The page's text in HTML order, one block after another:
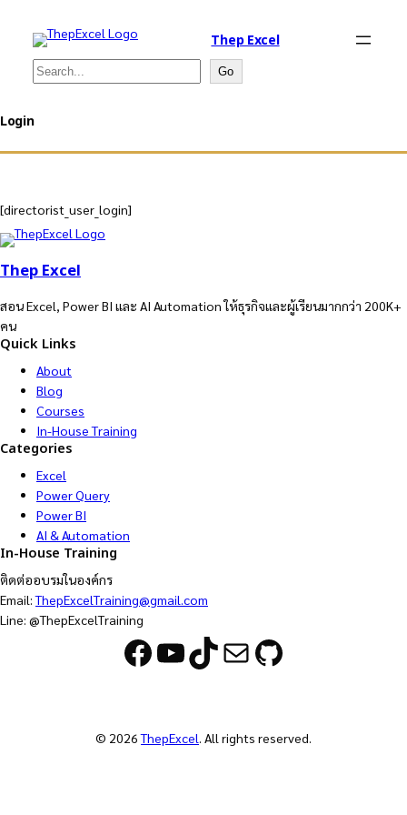
Thep Excel
Search Go
Login
[directorist_user_login]
Thep Excel
สอน Excel, Power BI และ AI Automation ให้ธุรกิจและผู้เรียนมากกว่า 200K+
คน
Quick Links
About
Blog
Courses
In-House Training
Categories
Excel
Power Query
Power BI
AI & Automation
In-House Training
ติดต่ออบรมในองค์กร
Email:ThepExcelTraining@gmail.com
Line: @ThepExcelTraining
Facebook YouTube TikTok Mail GitHub
© 2026ThepExcel. All rights reserved.